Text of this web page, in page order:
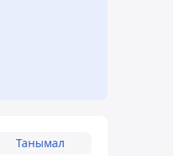
Танымал